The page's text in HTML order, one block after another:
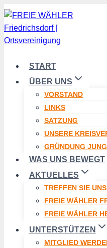
Zum
START
ÜBER UNS
VORSTAND
LINKS
SATZUNG
UNSERE
GRÜNDUNG
WAS UNS BEWEGT
AKTUELLES
TREFFEN SIE
FREIE WÄHLER
FREIE WÄHLER
UNTERSTÜTZEN
MITGLIED